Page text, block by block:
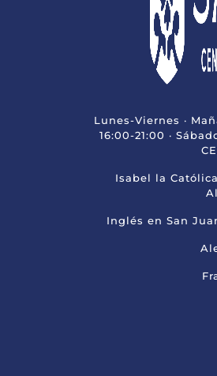
Lunes-Viernes ·
16:00-21:00 ·
Isabel la
Inglés en San